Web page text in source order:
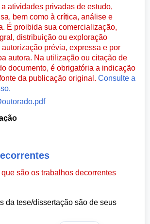
atividades privadas de estudo,
bem como à crítica, análise e
É proibida sua comercialização,
distribuição ou exploração
prévia, expressa e por
autora. Na utilização ou citação de
documento, é obrigatória a indicação
da publicação original.Consulte a
são os trabalhos decorrentes
da tese/dissertação são de seus